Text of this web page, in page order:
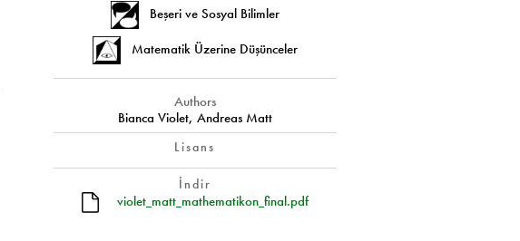
Beşeri ve Sosyal Bilimler
Matematik Üzerine Düşünceler
Authors
Bianca Violet, Andreas Matt
Lisans
İndir
violet_matt_mathematikon_final.pdf